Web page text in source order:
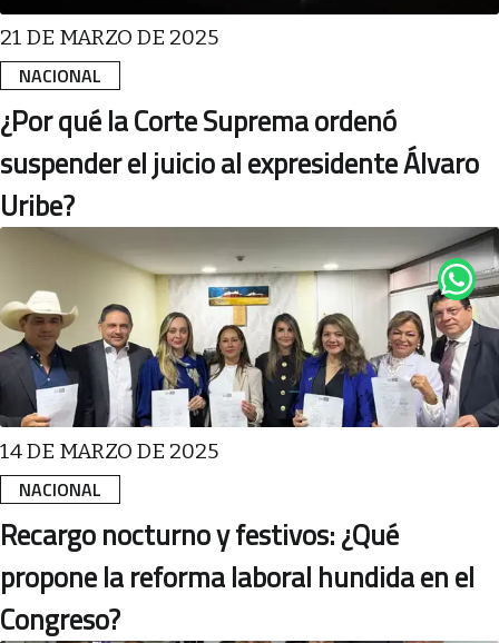
NACIONAL
21 DE MARZO DE 2025
¿Por qué la Corte Suprema ordenó
suspender el juicio al expresidente Álvaro
Uribe?
NACIONAL
14 DE MARZO DE 2025
Recargo nocturno y festivos: ¿Qué
propone la reforma laboral hundida en el
Congreso?